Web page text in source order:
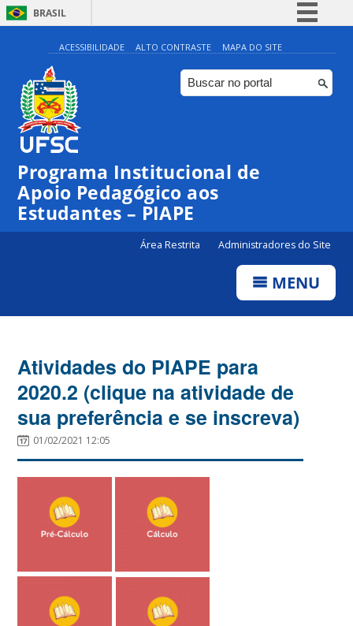
BRASIL
Simplifique!
Comunica BR
Participe
Canais
ACESSIBILIDADE ALTO CONTRASTE MAPA DO SITE
Programa Institucional de
Apoio Pedagógico aos
Estudantes – PIAPE
Área Restrita Administradores do Site
MENU
Atividades do PIAPE para
2020.2 (clique na atividade de
sua preferência e se inscreva)
01/02/2021 12:05